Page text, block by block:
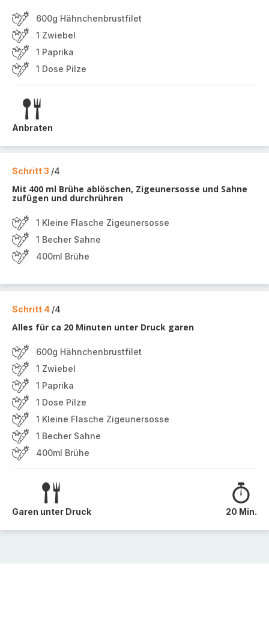
600g Hähnchenbrustfilet
1 Zwiebel
1 Paprika
1 Dose Pilze
Anbraten
Schritt 3 /4
Mit 400 ml Brühe ablöschen, Zigeunersosse und Sahne
zufügen und durchrühren
1 Kleine Flasche Zigeunersosse
1 Becher Sahne
400ml Brühe
Schritt 4 /4
Alles für ca 20 Minuten unter Druck garen
600g Hähnchenbrustfilet
1 Zwiebel
1 Paprika
1 Dose Pilze
1 Kleine Flasche Zigeunersosse
1 Becher Sahne
400ml Brühe
Garen unter Druck 20 Min.